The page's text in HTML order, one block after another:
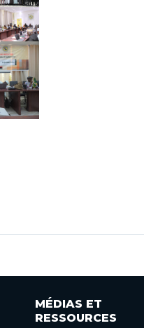
MÉDIAS ET
RESSOURCES